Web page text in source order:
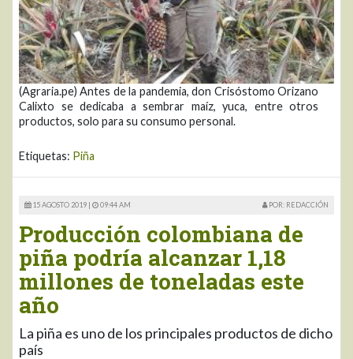
(Agraria.pe) Antes de la pandemia, don Crisóstomo Orizano
Calixto se dedicaba a sembrar maíz, yuca, entre otros
productos, solo para su consumo personal.
Etiquetas: Piña
15 AGOSTO 2019 | 09:44 AM POR: REDACCIÓN
Producción colombiana de
piña podría alcanzar 1,18
millones de toneladas este
año
La piña es uno de los principales productos de dicho
país